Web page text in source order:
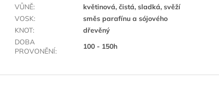
VŮNĚ:
květinová, čistá, sladká, svěží
VOSK:
směs parafínu a sójového
KNOT:
dřevěný
DOBA
PROVONĚNÍ:
100 - 150h